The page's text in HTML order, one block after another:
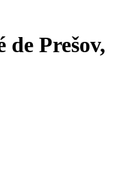
Prešov,